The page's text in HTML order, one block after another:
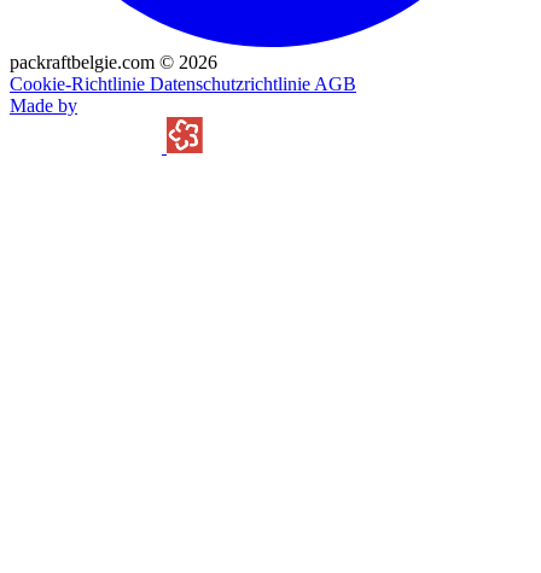
packraftbelgie.com © 2026
Cookie-Richtlinie Datenschutzrichtlinie AGB
Made by